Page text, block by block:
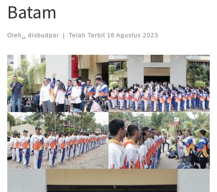
Batam
Oleh␣ disbudpar Telah Terbit 16 Agustus 2023